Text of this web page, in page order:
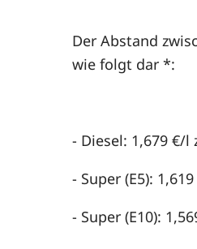
Der Abstand
wie folgt dar *:
- Diesel: 1,679 €/l
- Super (E5):
- Super (E10):